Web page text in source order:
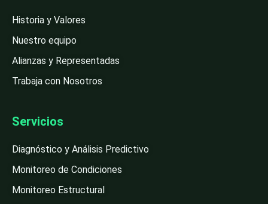
Historia y Valores
Nuestro equipo
Alianzas y Representadas
Trabaja con Nosotros
Servicios
Diagnóstico y Análisis Predictivo
Monitoreo de Condiciones
Monitoreo Estructural